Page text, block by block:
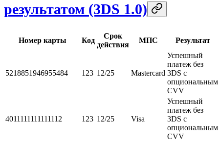
результатом (3DS 1.0)
Номер карты Код
Срок
действия
МПС Результат
5218851946955484 123 12/25 Mastercard
Успешный
платеж без
3DS с
опциональным
CVV
4011111111111112 123 12/25 Visa
Успешный
платеж без
3DS с
опциональным
CVV